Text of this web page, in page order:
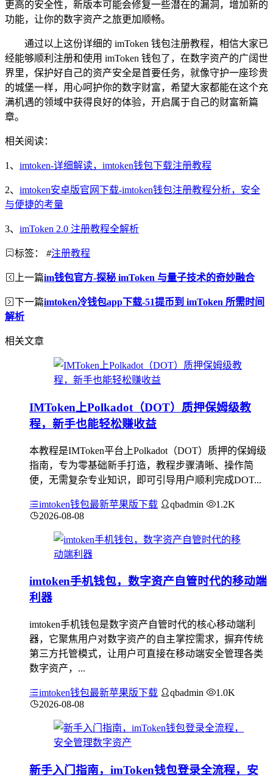
更高的安全性，新版本可能会修复一些潜在的漏洞，增加新的
功能，让你的数字资产之旅更加顺畅。
通过以上这份详细的 imToken 钱包注册教程，相信大家已
经能够顺利注册和使用 imToken 钱包了，在数字资产的广阔世
界里，保护好自己的资产安全是首要任务，就像守护一座珍贵
的城堡一样，用心呵护你的数字财富，希望大家都能在这个充
满机遇的领域中获得良好的体验，开启属于自己的财富新篇
章。
相关阅读：
1、 imtoken-详细解读，imtoken钱包下载注册教程
2、 imtoken安卓版官网下载-imtoken钱包注册教程分析，安全
与便捷的考量
3、 imToken 2.0 注册教程全解析
标签： #注册教程
上一篇im钱包官方-探秘 imToken 与量子技术的奇妙融合
下一篇imtoken冷钱包app下载-51提币到 imToken 所需时间
解析
相关文章
IMToken上Polkadot（DOT）质押保姆级教
程，新手也能轻松赚收益
本教程是IMToken平台上Polkadot（DOT）质押的保姆级
指南，专为零基础新手打造，教程步骤清晰、操作简
便，无需复杂专业知识，即可引导用户顺利完成DOT...
imtoken钱包最新苹果版下载 qbadmin
1.2K
2026-08-08
imtoken手机钱包，数字资产自管时代的移动端
利器
imtoken手机钱包是数字资产自管时代的核心移动端利
器，它聚焦用户对数字资产的自主掌控需求，摒弃传统
第三方托管模式，让用户可直接在移动端安全管理各类
数字资产，...
imtoken钱包最新苹果版下载 qbadmin
1.0K
2026-08-08
新手入门指南，imToken钱包登录全流程，安